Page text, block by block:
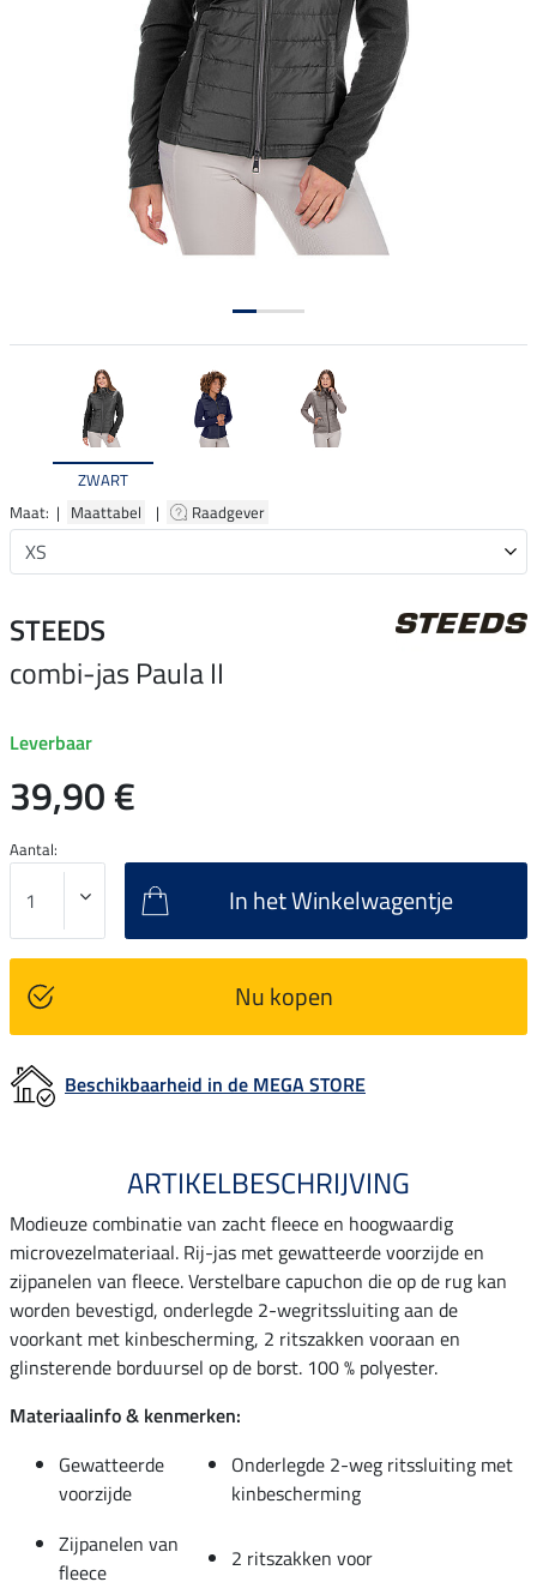
ZWART
Maat: | Maattabel | Raadgever
STEEDS
combi-jas Paula II
Leverbaar
39,90 €
Aantal:
In het Winkelwagentje
Nu kopen
Beschikbaarheid in de MEGA STORE
ARTIKELBESCHRIJVING
Modieuze combinatie van zacht fleece en hoogwaardig
microvezelmateriaal. Rij-jas met gewatteerde voorzijde en
zijpanelen van fleece. Verstelbare capuchon die op de rug kan
worden bevestigd, onderlegde 2-wegritssluiting aan de
voorkant met kinbescherming, 2 ritszakken vooraan en
glinsterende borduursel op de borst. 100 % polyester.
Materiaalinfo & kenmerken:
Gewatteerde
voorzijde
Onderlegde 2-weg ritssluiting met
kinbescherming
Zijpanelen van
fleece
2 ritszakken voor